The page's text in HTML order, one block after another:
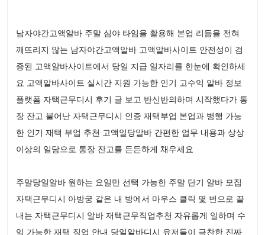
남자야간고액알바 주말 심야 타임을 활용해 본업 리듬을 전혀
깨뜨리지 않는 남자야간고액알바 고액알바사이트 안전성이 검
증된 고액알바사이트에서 당일 지급 일자리를 한눈에 확인하세
요 고액알바사이트 실시간 지원 가능한 인기 고수익 알바 정보
플랫폼 자택근무디시 후기 글 보고 반신반의하며 시작했다가 통
장 잔고 불어난 자택근무디시 인증 재택부업 본업과 병행 가능
한 인기 재택 부업 추천 고액일당알바 간편한 업무 내용과 상상
이상의 일당으로 통장 잔고를 든든하게 채우세요
주말당일알바 원하는 요일만 선택 가능한 주말 단기 알바 모집
자택근무디시 아방궁 같은 내 방에서 마우스 클릭 몇 번으로 끝
내는 자택근무디시 알바 재택근무직업추천 자유롭게 일하며 수
익 가능한 재택 직업 안내 당일알바디시 유저들이 극찬한 진짜